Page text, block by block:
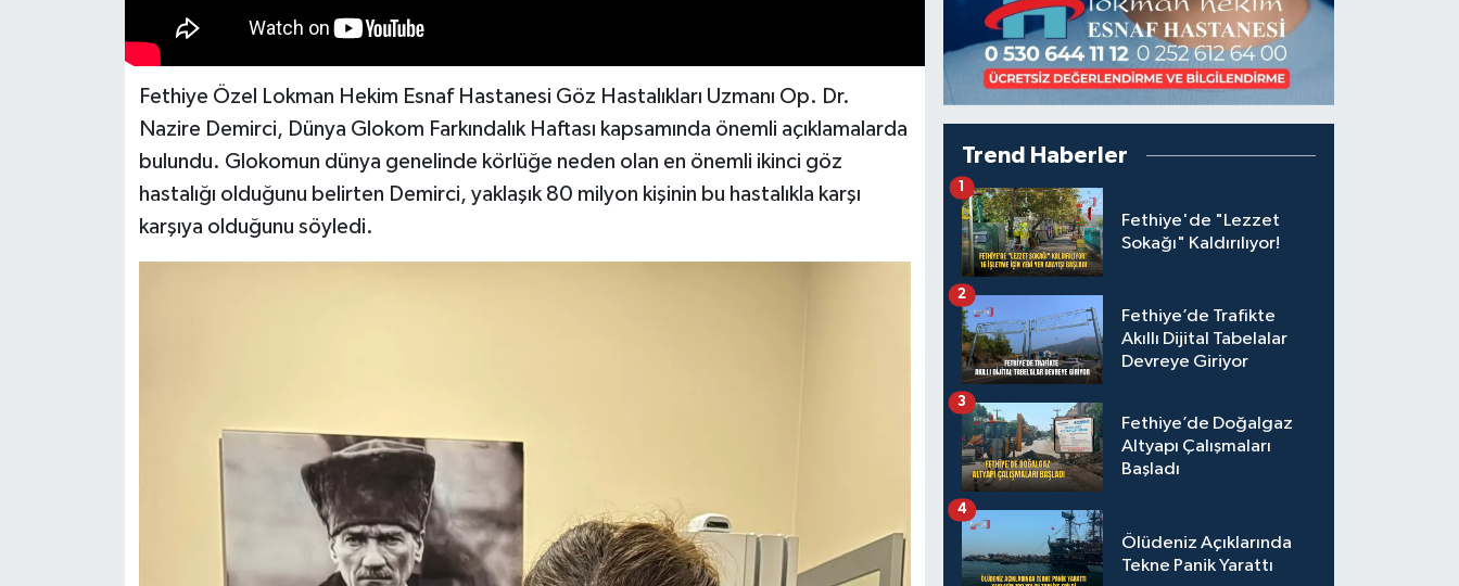
Fethiye Özel Lokman Hekim Esnaf Hastanesi Göz Hastalıkları Uzmanı Op. Dr.
Nazire Demirci, Dünya Glokom Farkındalık Haftası kapsamında önemli açıklamalarda
bulundu. Glokomun dünya genelinde körlüğe neden olan en önemli ikinci göz
hastalığı olduğunu belirten Demirci, yaklaşık 80 milyon kişinin bu hastalıkla karşı
karşıya olduğunu söyledi.
Trend Haberler
Fethiye'de "Lezzet
Sokağı" Kaldırılıyor!
1
Fethiye’de Trafikte
Akıllı Dijital Tabelalar
Devreye Giriyor
2
Fethiye’de Doğalgaz
Altyapı Çalışmaları
Başladı
3
Ölüdeniz Açıklarında
Tekne Panik Yarattı
4